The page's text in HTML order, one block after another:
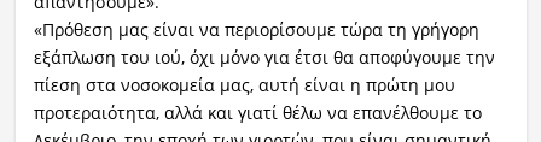
«Πρόθεση μας είναι να περιορίσουμε τώρα τη γρήγορη
εξάπλωση του ιού, όχι μόνο για έτσι θα αποφύγουμε την
πίεση στα νοσοκομεία μας, αυτή είναι η πρώτη μου
προτεραιότητα, αλλά και γιατί θέλω να επανέλθουμε το